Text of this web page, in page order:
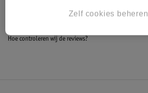
Alle Instax camera's
Hoe controleren wij de reviews?
Zelf cookies beheren